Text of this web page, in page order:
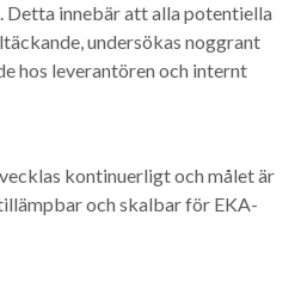
Detta innebär att alla potentiella
undersökas noggrant
hos leverantören och internt
kontinuerligt och målet är
och skalbar för EKA-